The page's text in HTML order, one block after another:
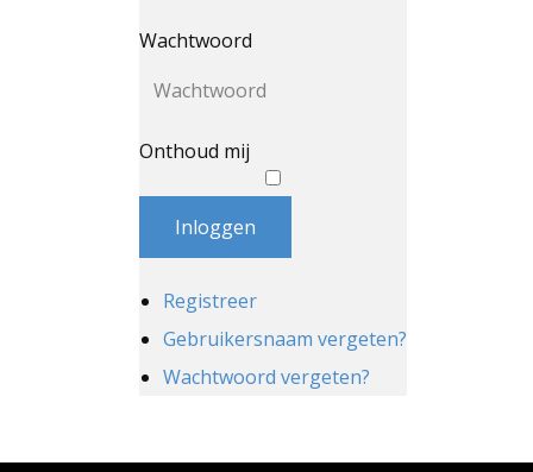
Wachtwoord
Onthoud mij
Inloggen
Registreer
Gebruikersnaam vergeten?
Wachtwoord vergeten?